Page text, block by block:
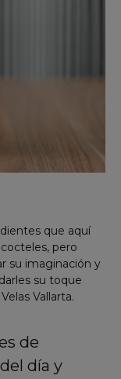
que aquí
pero
su imaginación y
su toque
Vallarta.
de
día y